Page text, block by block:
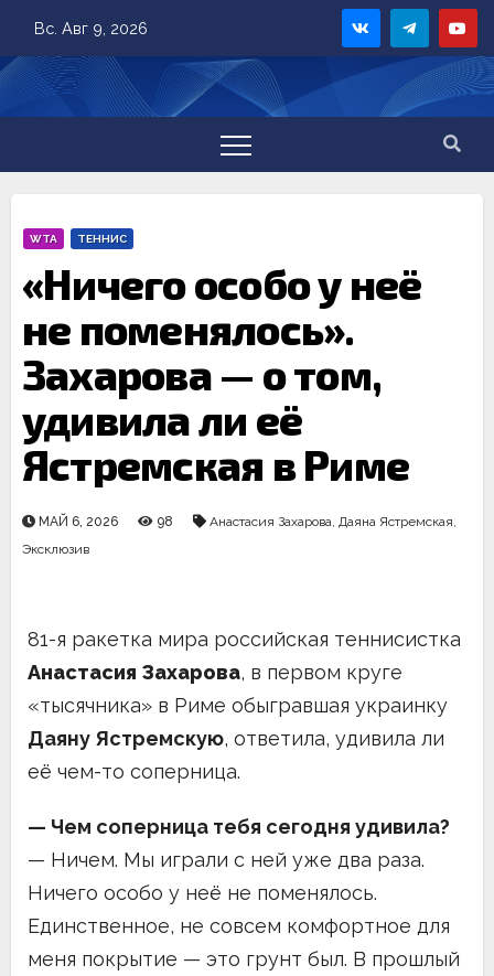
content
Вс. Авг 9, 2026
WTA ТЕННИС
«Ничего особо у неё
не поменялось».
Захарова — о том,
удивила ли её
Ястремская в Риме
МАЙ 6, 2026 98 Анастасия Захарова, Даяна Ястремская,
Эксклюзив
81-я ракетка мира российская теннисистка
Анастасия Захарова, в первом круге
«тысячника» в Риме обыгравшая украинку
Даяну Ястремскую, ответила, удивила ли
её чем-то соперница.
— Чем соперница тебя сегодня удивила?
— Ничем. Мы играли с ней уже два раза.
Ничего особо у неё не поменялось.
Единственное, не совсем комфортное для
меня покрытие — это грунт был. В прошлый